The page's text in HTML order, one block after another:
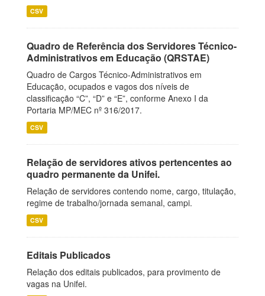
CSV
Quadro de Referência dos Servidores Técnico-
Administrativos em Educação (QRSTAE)
Quadro de Cargos Técnico-Administrativos em
Educação, ocupados e vagos dos níveis de
classificação “C”, “D” e “E”, conforme Anexo I da
Portaria MP/MEC nº 316/2017.
CSV
Relação de servidores ativos pertencentes ao
quadro permanente da Unifei.
Relação de servidores contendo nome, cargo, titulação,
regime de trabalho/jornada semanal, campi.
CSV
Editais Publicados
Relação dos editais publicados, para provimento de
vagas na Unifei.